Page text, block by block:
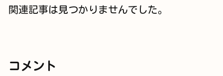
関連記事は見つかりませんでした。
コメント